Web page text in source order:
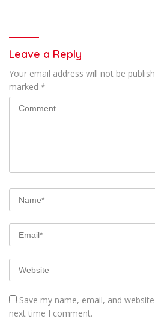
Leave a Reply
Your email address will not be
marked *
Save my name, email, and
next time I comment.